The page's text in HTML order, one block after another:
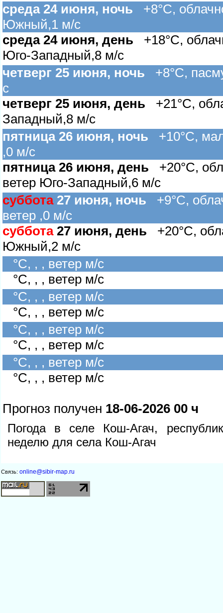
среда 24 июня, ночь +8°C,
Южный,1 м/с
среда 24 июня, день +18°C,
Юго-Западный,8 м/с
четверг 25 июня, ночь +8°C,
с
четверг 25 июня, день +21°C,
Западный,8 м/с
пятница 26 июня, ночь +10°C,
,0 м/с
пятница 26 июня, день +20°C,
етер Юго-Западный,6 м/с
суббота27 июня, ночь +9°C,
етер ,0 м/с
суббота27 июня, день +20°C,
Южный,2 м/с
°C, , , ветер м/с
°C, , , ветер м/с
°C, , , ветер м/с
°C, , , ветер м/с
°C, , , ветер м/с
°C, , , ветер м/с
°C, , , ветер м/с
°C, , , ветер м/с
Прогноз получен 18-06-2026 00 ч
Погода в селе Кош-Агач,
неделю для села Кош-Агач
Связь: online@sibir-map.ru